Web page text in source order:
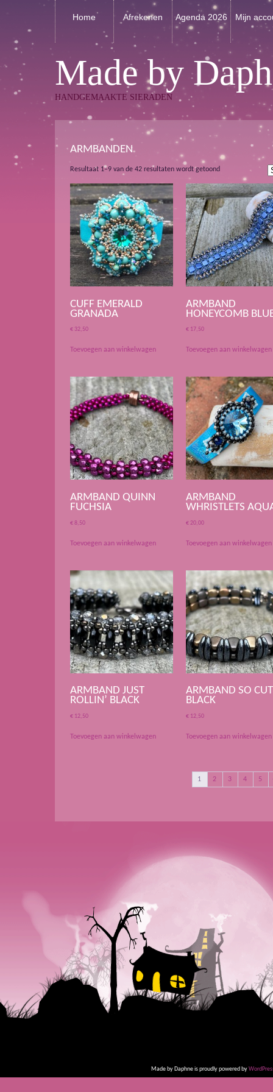
Home Afrekenen Agenda 2026 Mijn
Made by
HANDGEMAAKTE SIERADEN
ARMBANDEN
Resultaat 1–9 van de 42 resultaten wordt getoond Gesorteerd
nieuwste
CUFF EMERALD
GRANADA
€ 32,50
Toevoegen aan winkelwagen
ARMBAND
HONEYCOMB
€ 17,50
Toevoegen aan winkelwagen
ARMBAND QUINN
FUCHSIA
€8,50
Toevoegen aan winkelwagen
ARMBAND
WHRISTLETS
€20,00
Toevoegen aan winkelwagen
ARMBAND JUST
ROLLIN’ BLACK
€ 12,50
Toevoegen aan winkelwagen
ARMBAND SO
BLACK
€ 12,50
Toevoegen aan winkelwagen
1 2 3 4 5
Made by Daphne is proudly powered by